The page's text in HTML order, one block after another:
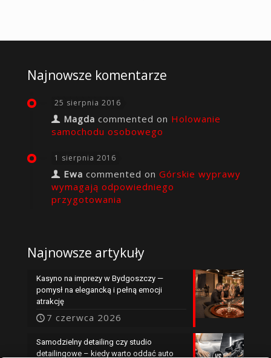
Najnowsze komentarze
25 sierpnia 2016
Magda commented on Holowanie
samochodu osobowego
1 sierpnia 2016
Ewa commented on Górskie wyprawy
wymagają odpowiedniego
przygotowania
Najnowsze artykuły
Kasyno na imprezy w Bydgoszczy —
pomysł na elegancką i pełną emocji
atrakcję
7 czerwca 2026
Samodzielny detailing czy studio
detailingowe – kiedy warto oddać auto